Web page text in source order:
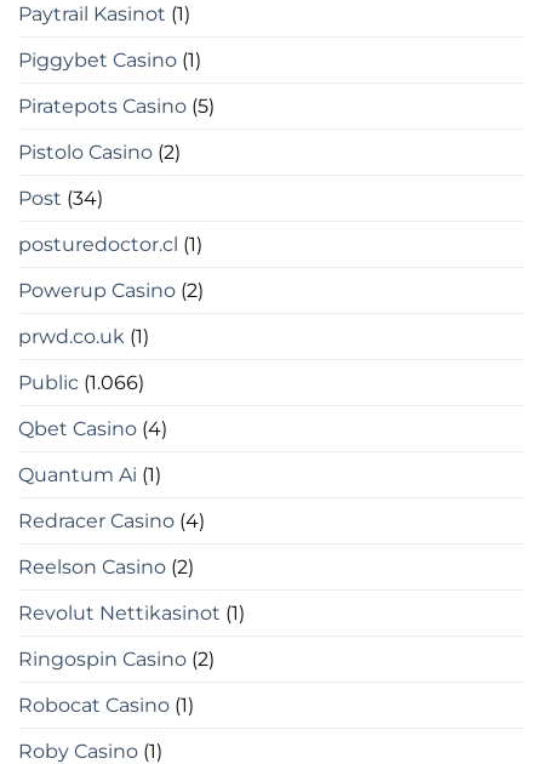
Paytrail Kasinot (1)
Piggybet Casino (1)
Piratepots Casino (5)
Pistolo Casino (2)
Post (34)
posturedoctor.cl (1)
Powerup Casino (2)
prwd.co.uk (1)
Public (1.066)
Qbet Casino (4)
Quantum Ai (1)
Redracer Casino (4)
Reelson Casino (2)
Revolut Nettikasinot (1)
Ringospin Casino (2)
Robocat Casino (1)
Roby Casino (1)